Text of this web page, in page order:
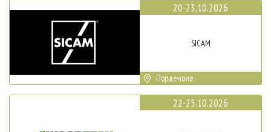
20-23.10.2026
SICAM
Порденоне
22-25.10.2026